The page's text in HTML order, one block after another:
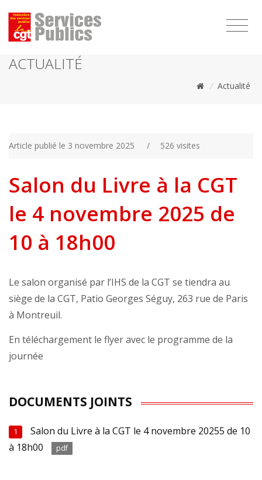
ACTUALITÉ
/ Actualité
Article publié le 3 novembre 2025 / 526 visites
Salon du Livre à la CGT
le 4 novembre 2025 de
10 à 18h00
Le salon organisé par l’IHS de la CGT se tiendra au
siège de la CGT, Patio Georges Séguy, 263 rue de Paris
à Montreuil.
En téléchargement le flyer avec le programme de la
journée
DOCUMENTS JOINTS
1
Salon du Livre à la CGT le 4 novembre 20255 de 10
à 18h00
pdf